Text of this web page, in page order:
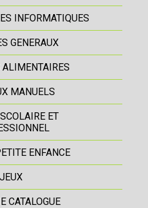
INFORMATIQUES
GENERAUX
MANUELS
ET
ENFANCE
JEUX
CATALOGUE